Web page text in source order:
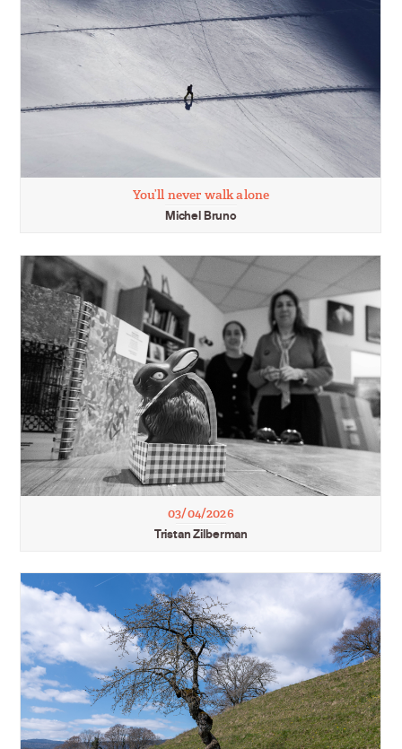
You’ll never walk alone
Michel Bruno
03/04/2026
Tristan Zilberman